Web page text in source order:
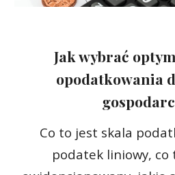
Jak wybrać
opodatkowania
Co to jest skala
podatek liniowy, co